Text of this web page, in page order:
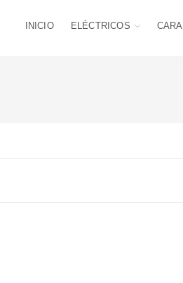
INICIO ELÉCTRICOS CARA